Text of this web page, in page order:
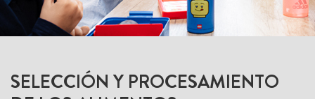
SELECCIÓN Y PROCESAMIENTO